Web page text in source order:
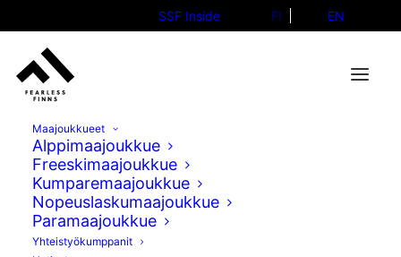
SSF Inside FI EN
Maajoukkueet
Alppimaajoukkue
Freeskimaajoukkue
Kumparemaajoukkue
Nopeuslaskumaajoukkue
Paramaajoukkue
Yhteistyökumppanit
Hieno kumparepäivä
suomalaisille – Penttala